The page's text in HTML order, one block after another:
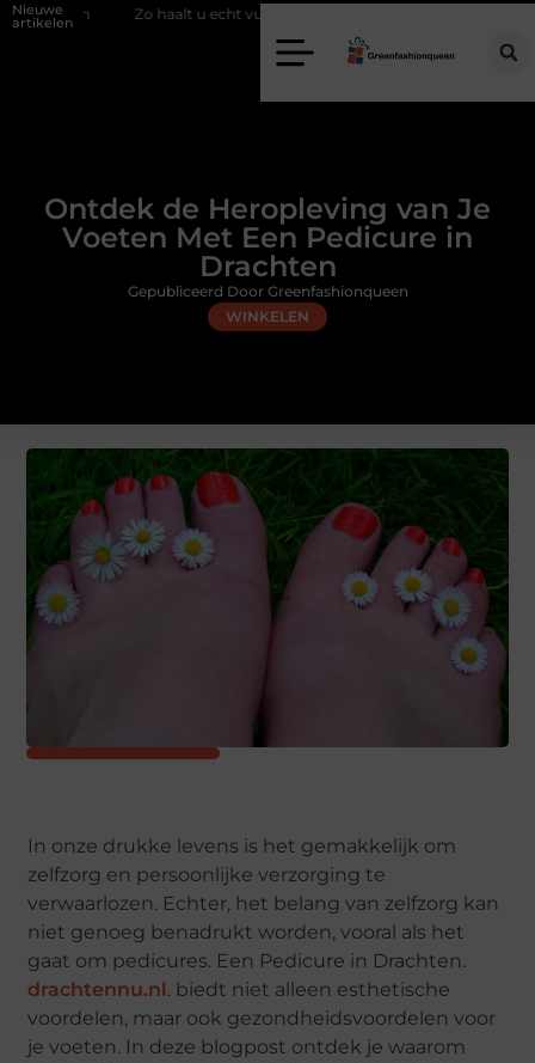
Nieuwe
artikelen
u echt vuur in huis zonder schoorsteen
Ontdek de Heropleving van Je
Voeten Met Een Pedicure in
Drachten
WINKELEN
Gepubliceerd Door Greenfashionqueen
In onze drukke levens is het gemakkelijk om
zelfzorg en persoonlijke verzorging te
verwaarlozen. Echter, het belang van zelfzorg kan
niet genoeg benadrukt worden, vooral als het
gaat om pedicures. Een Pedicure in Drachten.
drachtennu.nl . biedt niet alleen esthetische
voordelen, maar ook gezondheidsvoordelen voor
je voeten. In deze blogpost ontdek je waarom